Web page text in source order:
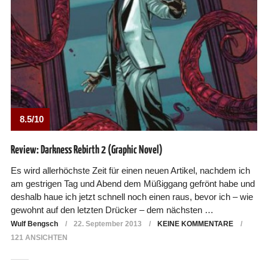
8.5/10
Review: Darkness Rebirth 2 (Graphic Novel)
Es wird allerhöchste Zeit für einen neuen Artikel, nachdem ich
am gestrigen Tag und Abend dem Müßiggang gefrönt habe und
deshalb haue ich jetzt schnell noch einen raus, bevor ich – wie
gewohnt auf den letzten Drücker – dem nächsten …
Wulf Bengsch 22. September 2013
KEINE KOMMENTARE
121 ANSICHTEN